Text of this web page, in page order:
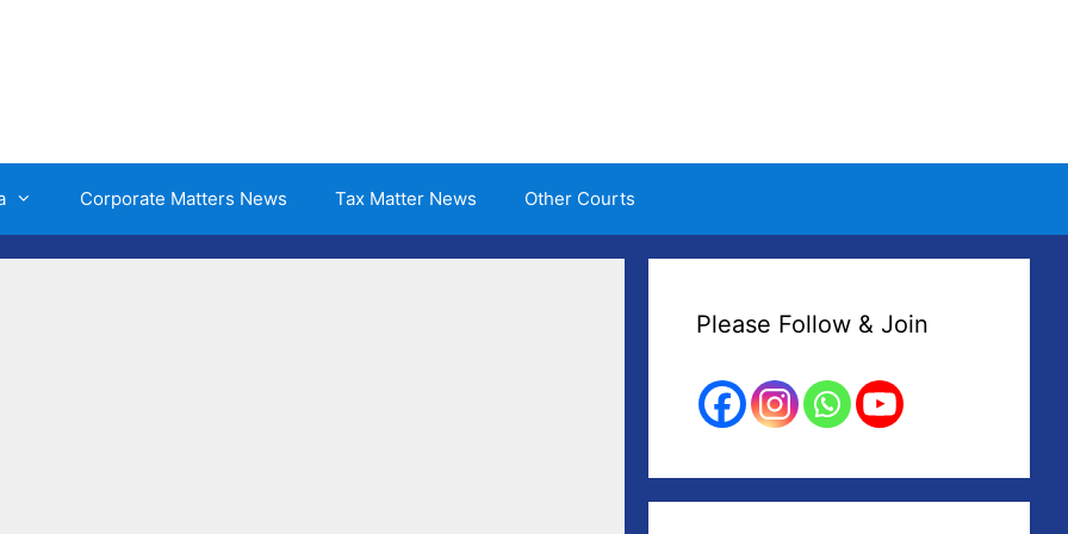
Corporate Matters News Tax Matter News Other Courts
Please Follow & Join